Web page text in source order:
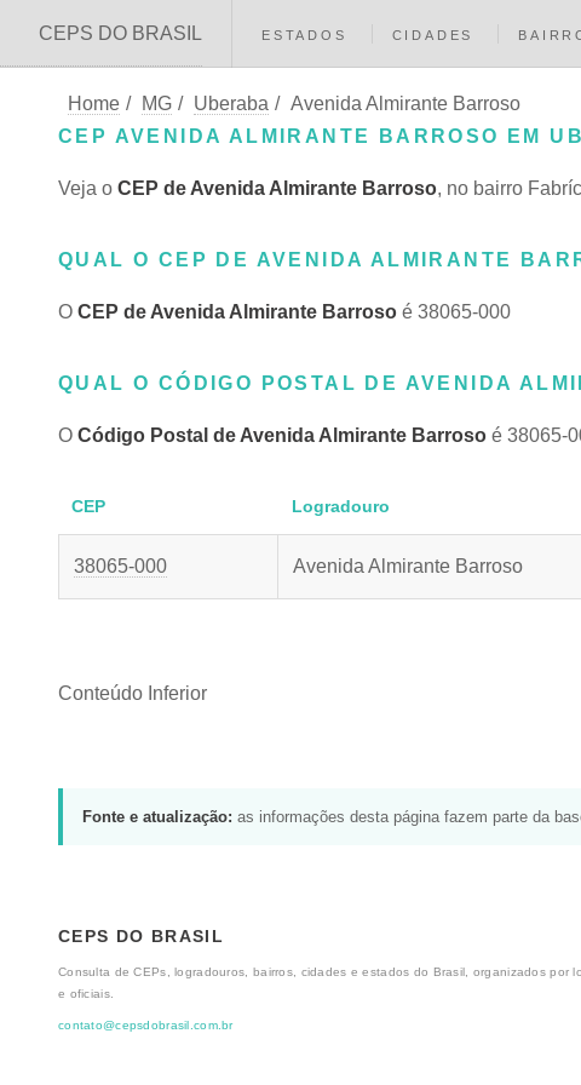
CEPS DO BRASIL ESTADOS CIDADES
Home / MG / Uberaba / Avenida Almirante Barroso
CEP AVENIDA ALMIRANTE BARROSO EM
Veja o CEP de Avenida Almirante Barroso, no bairro
QUAL O CEP DE AVENIDA ALMIRANTE
O CEP de Avenida Almirante Barroso é 38065-000
QUAL O CÓDIGO POSTAL DE AVENIDA
O Código Postal de Avenida Almirante Barroso é 38065-
CEP Logradouro
38065-000 Avenida Almirante Barroso
Conteúdo Inferior
Fonte e atualização: as informações desta página fazem parte da
CEPS DO BRASIL
Consulta de CEPs, logradouros, bairros, cidades e estados do Brasil, organizados por
e oficiais.
contato@cepsdobrasil.com.br